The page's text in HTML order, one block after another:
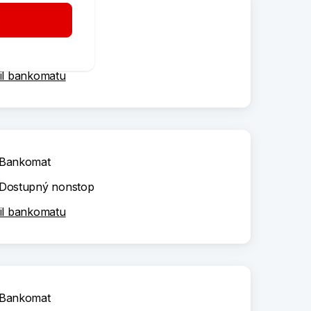
bankomatu
Bankomat
Dostupný nonstop
bankomatu
Bankomat